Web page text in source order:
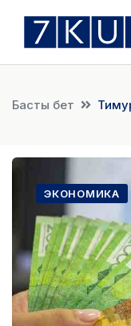
Басты бет
ЭКОНОМИКА